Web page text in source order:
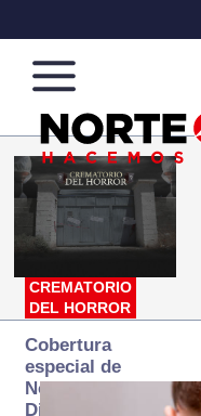
Norte
de
Ciudad
Más
que
noticias,
hacemos periodismo
CREMATORIO
DEL HORROR
Cobertura
especial de
Norte
Digital: